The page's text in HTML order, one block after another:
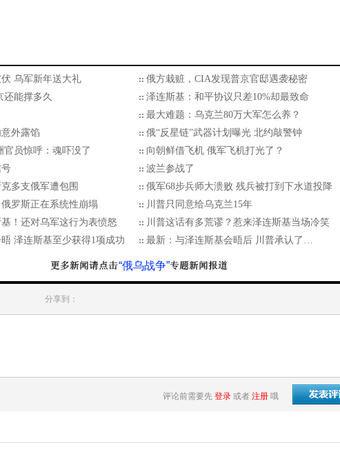
乌军新年送大礼
俄方栽赃，CIA发现普京官邸遇袭秘密
还能撑多久
泽连斯基：和平协议只差10%却最致命
最大难题：乌克兰80万大军怎么养？
外露馅
俄“反星链”武器计划曝光 北约敲警钟
员惊呼：魂吓没了
向朝鲜借飞机 俄军飞机打光了？
波兰参战了
多支俄军遭包围
俄军68步兵师大溃败 残兵被打到下水道投降
罗斯正在系统性崩塌
川普只同意给乌克兰15年
！还对乌军这行为表愤怒
川普这话有多荒谬？惹来泽连斯基当场冷笑
泽连斯基至少获得1项成功
最新：与泽连斯基会晤后 川普承认了…
“俄乌战争”
分享到：
评论前需要先 登录 或者 注册 哦